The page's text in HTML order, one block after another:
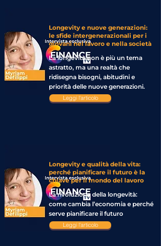
Longevity e nuove generazioni:
le sfide intergenerazionali per i
giovani nel lavoro e nella società
La longevità non è più un tema
astratto, ma una realtà che
ridisegna bisogni, abitudini e
priorità delle nuove generazioni.
Leggi l'articolo
Longevity e qualità della vita:
perché pianificare il futuro è la
chiave per il mondo del lavoro
La rivoluzione della longevità:
come cambia l’economia e perché
serve pianificare il futuro
Leggi l'articolo